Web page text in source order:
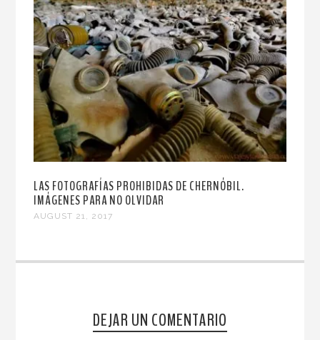
LAS FOTOGRAFÍAS PROHIBIDAS DE CHERNÓBIL.
IMÁGENES PARA NO OLVIDAR
AUGUST 21, 2017
DEJAR UN COMENTARIO